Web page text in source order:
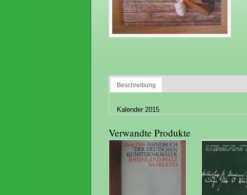
Beschreibung
Kalender 2015
Verwandte Produkte